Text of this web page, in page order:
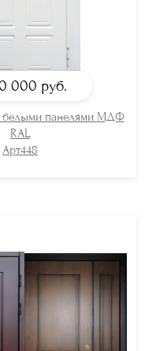
000 руб.
белыми панелями МДФ
RAL
Арт448